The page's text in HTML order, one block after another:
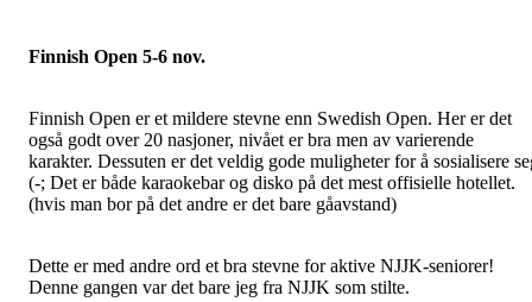
Finnish Open 5-6 nov.
Finnish Open er et mildere stevne enn Swedish Open. Her er det
også godt over 20 nasjoner, nivået er bra men av varierende
karakter. Dessuten er det veldig gode muligheter for å sosialisere
(-; Det er både karaokebar og disko på det mest offisielle hotellet.
(hvis man bor på det andre er det bare gåavstand)
Dette er med andre ord et bra stevne for aktive NJJK-seniorer!
Denne gangen var det bare jeg fra NJJK som stilte.